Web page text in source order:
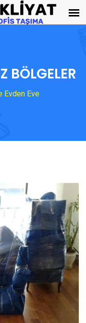
BÖLGELER
Evden Eve